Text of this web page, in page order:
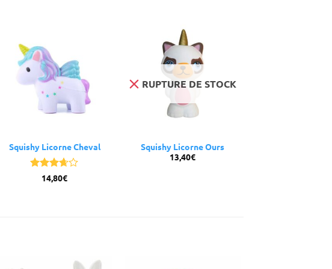
Squishy Licorne Cheval
Note14,80€
RUPTURE DE STOCK
Squishy Licorne Ours
13,40€